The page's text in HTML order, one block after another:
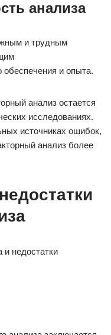
анализа
и трудным
обеспечения и опыта.
анализ остается
исследованиях.
источниках ошибок,
анализ более
недостатки